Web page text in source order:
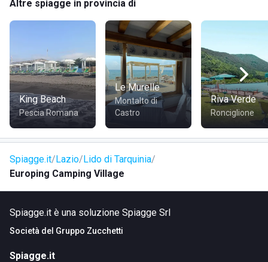
camping.
Lo staff dell'animazione è pronto a intrattenere adulti e
bambini con mini club e attività organizzate durante tutta la
giornata. Alla sera si organizzano incontri e spettacoli
presso l'ampia arena estiva.
Altre spiagge in provincia di
King Beach
Pescia Romana
Le Murelle
Montalto di
Castro
Riva Verde
Ronciglione
Spiagge.it Lazio Lido di Tarquinia
Europing Camping Village
Spiagge.it è una soluzione Spiagge Srl
Società del Gruppo Zucchetti
Spiagge.it